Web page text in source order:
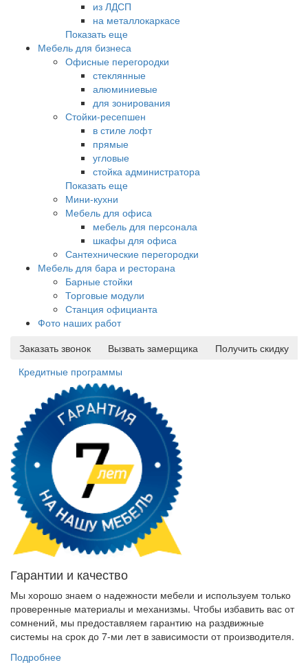
из ЛДСП
на металлокаркасе
Показать еще
Мебель для бизнеса
Офисные перегородки
стеклянные
алюминиевые
для зонирования
Стойки-ресепшен
в стиле лофт
прямые
угловые
стойка администратора
Показать еще
Мини-кухни
Мебель для офиса
мебель для персонала
шкафы для офиса
Сантехнические перегородки
Мебель для бара и ресторана
Барные стойки
Торговые модули
Станция официанта
Фото наших работ
Заказать звонок
Вызвать замерщика
Получить скидку
Кредитные программы
Гарантии и качество
Мы хорошо знаем о надежности мебели и используем только
проверенные материалы и механизмы. Чтобы избавить вас от
сомнений, мы предоставляем гарантию на раздвижные
системы на срок до 7-ми лет в зависимости от производителя.
Подробнее